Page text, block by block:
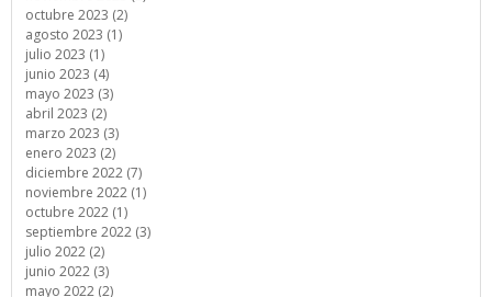
octubre 2023 (2)
agosto 2023 (1)
julio 2023 (1)
junio 2023 (4)
mayo 2023 (3)
abril 2023 (2)
marzo 2023 (3)
enero 2023 (2)
diciembre 2022 (7)
noviembre 2022 (1)
octubre 2022 (1)
septiembre 2022 (3)
julio 2022 (2)
junio 2022 (3)
mayo 2022 (2)